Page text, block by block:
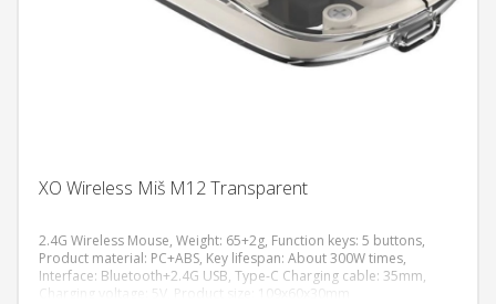
XO Wireless Miš M12 Transparent
2.4G Wireless Mouse, Weight: 65+2g, Function keys: 5 buttons,
Product material: PC+ABS, Key lifespan: About 300W times,
Interface: Bluetooth+2.4G USB, Type-C Charging cable: 35mm,
Charging voltage: 5V, Product size: 109x60x30mm